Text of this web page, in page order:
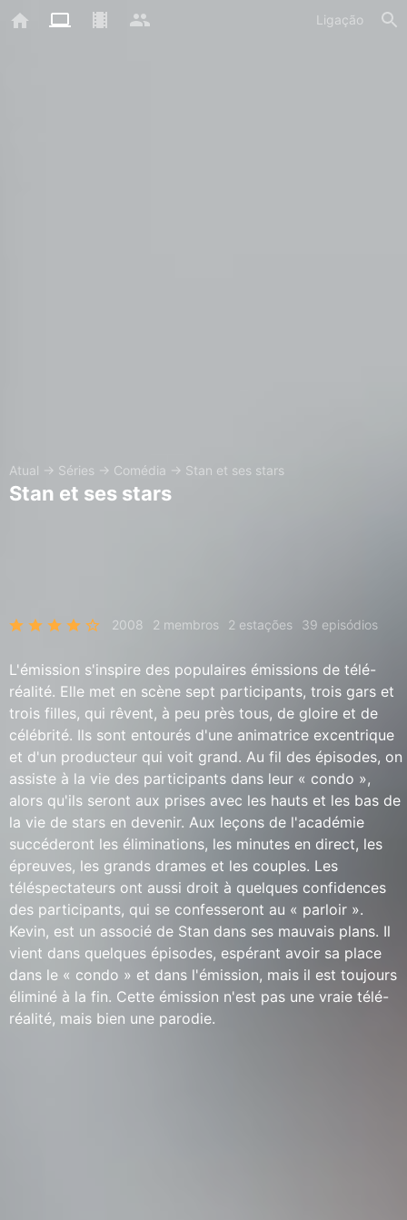
Ligação
Atual → Séries → Comédia → Stan et ses stars
Stan et ses stars
2008 2 membros 2 estações 39 episódios
L'émission s'inspire des populaires émissions de télé-
réalité. Elle met en scène sept participants, trois gars et
trois filles, qui rêvent, à peu près tous, de gloire et de
célébrité. Ils sont entourés d'une animatrice excentrique
et d'un producteur qui voit grand. Au fil des épisodes, on
assiste à la vie des participants dans leur « condo »,
alors qu'ils seront aux prises avec les hauts et les bas de
la vie de stars en devenir. Aux leçons de l'académie
succéderont les éliminations, les minutes en direct, les
épreuves, les grands drames et les couples. Les
téléspectateurs ont aussi droit à quelques confidences
des participants, qui se confesseront au « parloir ».
Kevin, est un associé de Stan dans ses mauvais plans. Il
vient dans quelques épisodes, espérant avoir sa place
dans le « condo » et dans l'émission, mais il est toujours
éliminé à la fin. Cette émission n'est pas une vraie télé-
réalité, mais bien une parodie.